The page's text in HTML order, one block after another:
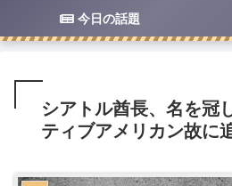
今日の話題
シアトル酋長、名を冠
ティブアメリカン故に